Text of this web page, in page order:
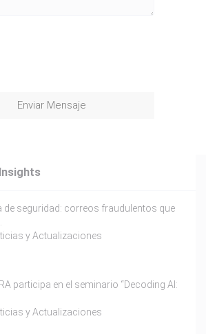
Enviar Mensaje
de seguridad: correos fraudulentos que
y Actualizaciones
participa en el seminario “Decoding AI:
y Actualizaciones